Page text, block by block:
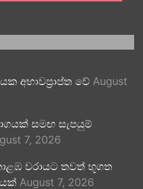
අභාවප්‍රාප්ත වේ August
සමඟ සැපයුම්
7, 2026
වරායට තවත් භූගත
August 7, 2026